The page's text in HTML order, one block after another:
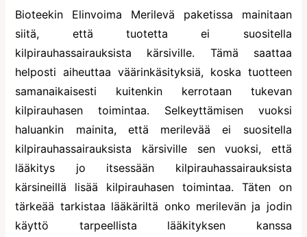
Bioteekin Elinvoima Merilevä paketissa mainitaan
siitä, että tuotetta ei suositella
kilpirauhassairauksista kärsiville. Tämä saattaa
helposti aiheuttaa väärinkäsityksiä, koska tuotteen
samanaikaisesti kuitenkin kerrotaan tukevan
kilpirauhasen toimintaa. Selkeyttämisen vuoksi
haluankin mainita, että merilevää ei suositella
kilpirauhassairauksista kärsiville sen vuoksi, että
lääkitys jo itsessään kilpirauhassairauksista
kärsineillä lisää kilpirauhasen toimintaa. Täten on
tärkeää tarkistaa lääkäriltä onko merilevän ja jodin
käyttö tarpeellista lääkityksen kanssa